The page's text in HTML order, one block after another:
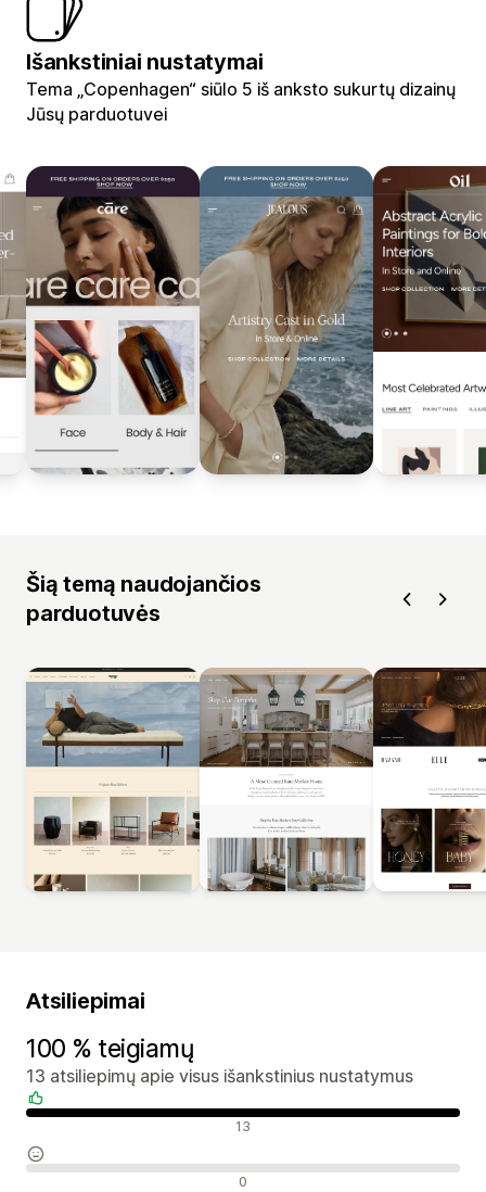
Išankstiniai nustatymai
Tema „Copenhagen“ siūlo 5 iš anksto sukurtų dizainų
Jūsų parduotuvei
Šią temą naudojančios
parduotuvės
Atsiliepimai
100 % teigiamų
13 atsiliepimų apie visus išankstinius nustatymus
Teigiami atsiliepimai 13
Neutralūs atsiliepimai 0